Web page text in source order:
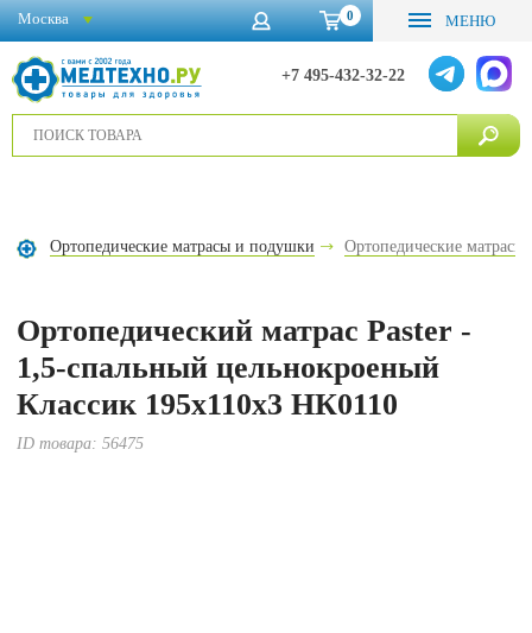
0 МЕНЮ
+7 495-432-32-22
Москва
Ортопедические матрасы и подушки Ортопедические матрасы
Ортопедический матрас Paster -
1,5-спальный цельнокроеный
Классик 195х110х3 НК0110
ID товара:56475